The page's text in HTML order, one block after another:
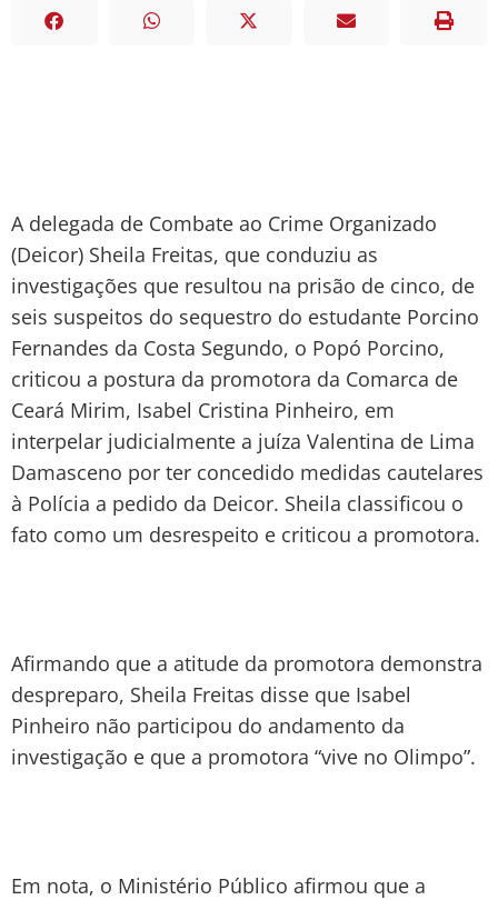
A delegada de Combate ao Crime Organizado
(Deicor) Sheila Freitas, que conduziu as
investigações que resultou na prisão de cinco, de
seis suspeitos do sequestro do estudante Porcino
Fernandes da Costa Segundo, o Popó Porcino,
criticou a postura da promotora da Comarca de
Ceará Mirim, Isabel Cristina Pinheiro, em
interpelar judicialmente a juíza Valentina de Lima
Damasceno por ter concedido medidas cautelares
à Polícia a pedido da Deicor. Sheila classificou o
fato como um desrespeito e criticou a promotora.
Afirmando que a atitude da promotora demonstra
despreparo, Sheila Freitas disse que Isabel
Pinheiro não participou do andamento da
investigação e que a promotora “vive no Olimpo”.
Em nota, o Ministério Público afirmou que a